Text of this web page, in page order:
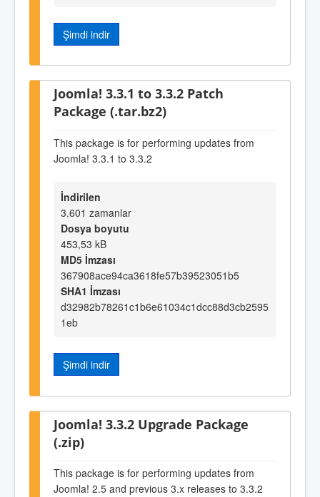
Şimdi indir
Joomla! 3.3.1 to 3.3.2 Patch
Package (.tar.bz2)
This package is for performing updates from
Joomla! 3.3.1 to 3.3.2
İndirilen
3.601 zamanlar
Dosya boyutu
453,53 kB
MD5 İmzası
367908ace94ca3618fe57b39523051b5
SHA1 İmzası
d32982b78261c1b6e61034c1dcc88d3cb2595
1eb
Şimdi indir
Joomla! 3.3.2 Upgrade Package
(.zip)
This package is for performing updates from
Joomla! 2.5 and previous 3.x releases to 3.3.2